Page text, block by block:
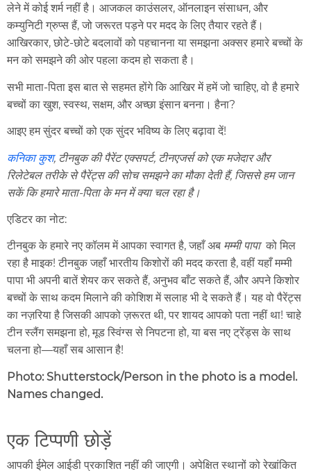
लेने में कोई शर्म नहीं है। आजकल काउंसलर, ऑनलाइन संसाधन, और
कम्युनिटी ग्रुप्स हैं, जो जरूरत पड़ने पर मदद के लिए तैयार रहते हैं।
आखिरकार, छोटे-छोटे बदलावों को पहचानना या समझना अक्सर हमारे बच्चों के
मन को समझने की ओर पहला कदम हो सकता है।
सभी माता-पिता इस बात से सहमत होंगे कि आखिर में हमें जो चाहिए, वो है हमारे
बच्चों का खुश, स्वस्थ, सक्षम, और अच्छा इंसान बनना। हैना?
आइए हम सुंदर बच्चों को एक सुंदर भविष्य के लिए बढ़ावा दें!
कनिका कुश, टीनबुक की पैरेंट एक्सपर्ट, टीनएजर्स को एक मजेदार और
रिलेटेबल तरीके से पैरेंट्स की सोच समझने का मौका देती हैं, जिससे हम जान
सकें कि हमारे माता-पिता के मन में क्या चल रहा है।
एडिटर का नोट:
टीनबुक के हमारे नए कॉलम में आपका स्वागत है, जहाँ अब मम्मी पापाको मिल
रहा है माइक! टीनबुक जहाँ भारतीय किशोरों की मदद करता है, वहीं यहाँ मम्मी
पापा भी अपनी बातें शेयर कर सकते हैं, अनुभव बाँट सकते हैं, और अपने किशोर
बच्चों के साथ कदम मिलाने की कोशिश में सलाह भी दे सकते हैं। यह वो पैरेंट्स
का नज़रिया है जिसकी आपको ज़रूरत थी, पर शायद आपको पता नहीं था! चाहे
टीन स्लैंग समझना हो, मूड स्विंग्स से निपटना हो, या बस नए ट्रेंड्स के साथ
चलना हो—यहाँ सब आसान है!
Photo: Shutterstock/Person in the photo is a model.
Names changed.
एक टिप्पणी छोड़ें
आपकी ईमेल आईडी प्रकाशित नहीं की जाएगी। अपेक्षित स्थानों को रेखांकित